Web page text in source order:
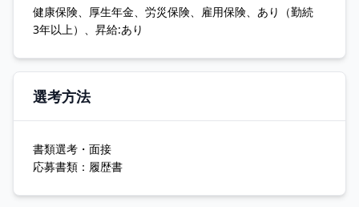
健康保険、厚生年金、労災保険、雇用保険、あり（勤続
3年以上）、昇給:あり
選考方法
書類選考・面接
応募書類：履歴書